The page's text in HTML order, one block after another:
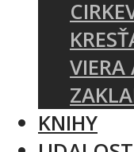
VIERA
KNIHY